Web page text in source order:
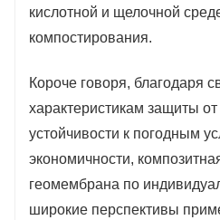
кислотной и щелочной
компостирования.
Короче говоря, благодаря
характеристикам защиты
устойчивости к погодным
экономичности,
геомембрана по
широкие перспективы